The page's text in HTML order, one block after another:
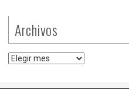
Archivos
Archivos